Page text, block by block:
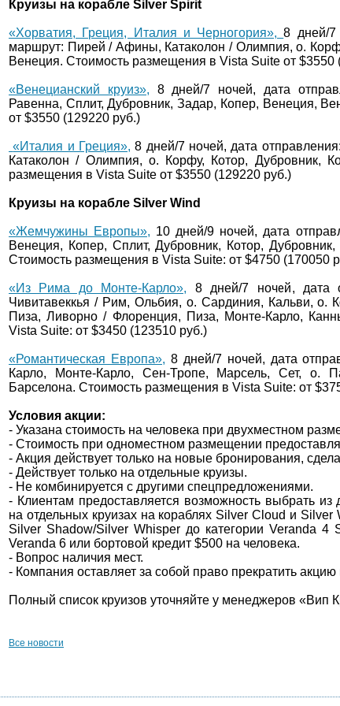
Круизы на корабле Silver Spirit
«Хорватия, Греция, Италия и Черногория»,8 дней/7
маршрут: Пирей / Афины, Катаколон / Олимпия, о.
Венеция. Стоимость размещения в Vista Suite от $3550
«Венецианский круиз», 8 дней/7 ночей, дата
Равенна, Сплит, Дубровник, Задар, Копер, Венеция,
от $3550 (129220 руб.)
«Италия и Греция», 8 дней/7 ночей, дата
Катаколон / Олимпия, о. Корфу, Котор, Дубровник,
размещения в Vista Suite от $3550 (129220 руб.)
Круизы на корабле Silver Wind
«Жемчужины Европы», 10 дней/9 ночей, дата
Венеция, Копер, Сплит, Дубровник, Котор,
Стоимость размещения в Vista Suite: от $4750 (170050
«Из Рима до Монте-Карло», 8 дней/7 ночей, дата
Чивитавеккья / Рим, Ольбия, о. Сардиния, Кальви, о.
Пиза, Ливорно / Флоренция, Пиза, Монте-Карло,
Vista Suite: от $3450 (123510 руб.)
«Романтическая Европа», 8 дней/7 ночей, дата
Карло, Монте-Карло, Сен-Тропе, Марсель, Сет, о.
Барселона. Стоимость размещения в Vista Suite: от
Условия акции:
- Указана стоимость на человека при двухместном
- Стоимость при одноместном размещении
- Акция действует только на новые бронирования,
- Действует только на отдельные круизы.
- Не комбинируется с другими спецпредложениями.
- Клиентам предоставляется возможность выбрать
на отдельных круизах на кораблях Silver Cloud и Silver
Silver Shadow/Silver Whisper до категории Veranda 4
Veranda 6 или бортовой кредит $500 на человека.
- Вопрос наличия мест.
- Компания оставляет за собой право прекратить
Полный список круизов уточняйте у менеджеров «Вип
Все новости